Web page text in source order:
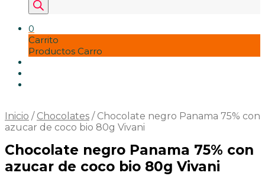
pastas y harinas
Postres vegetales
Tortillas y bases
vinagres y condimentos
0
Carrito
Productos Carro
Inicio / Chocolates /Chocolate negro Panama 75% con
azucar de coco bio 80g Vivani
Chocolate negro Panama 75% con
azucar de coco bio 80g Vivani